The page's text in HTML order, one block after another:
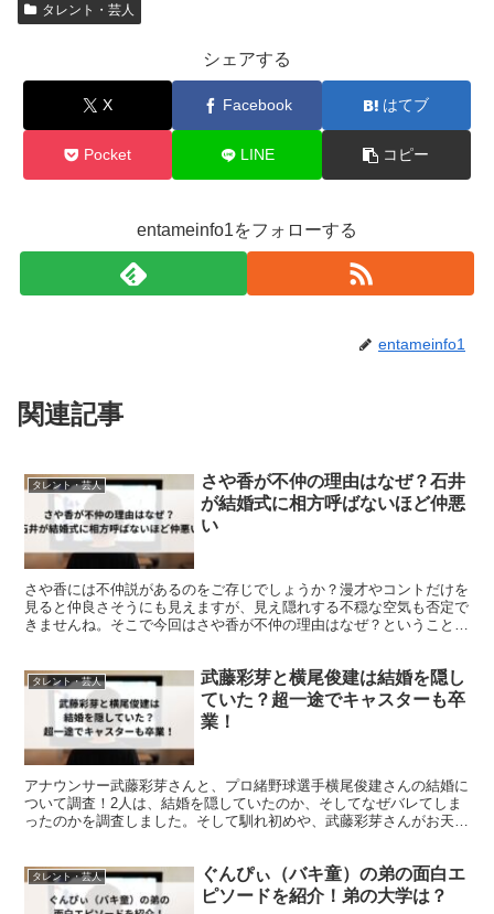
タレント・芸人
シェアする
X Facebook はてブ
Pocket LINE コピー
entameinfo1をフォローする
entameinfo1
関連記事
タレント・芸人
さや香が不仲の理由はなぜ？石井
が結婚式に相方呼ばないほど仲悪
い
さや香には不仲説があるのをご存じでしょうか？漫才やコントだけを
見ると仲良さそうにも見えますが、見え隠れする不穏な空気も否定で
きませんね。そこで今回はさや香が不仲の理由はなぜ？ということで
タレント・芸人
武藤彩芽と横尾俊建は結婚を隠し
ていた？超一途でキャスターも卒
業！
アナウンサー武藤彩芽さんと、プロ緒野球選手横尾俊建さんの結婚に
ついて調査！2人は、結婚を隠していたのか、そしてなぜバレてしま
ったのかを調査しました。そして馴れ初めや、武藤彩芽さんがお天気
タレント・芸人
ぐんぴぃ（バキ童）の弟の面白エ
ピソードを紹介！弟の大学は？